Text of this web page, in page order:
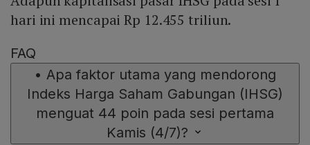
hari ini mencapai Rp 12.455 triliun.
FAQ
• Apa faktor utama yang mendorong
Indeks Harga Saham Gabungan (IHSG)
menguat 44 poin pada sesi pertama
Kamis (4/7)?